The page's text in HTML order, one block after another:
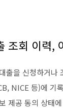
조회 이력,
출을 신청하거나
NICE 등)에 기
제공 동의 상태